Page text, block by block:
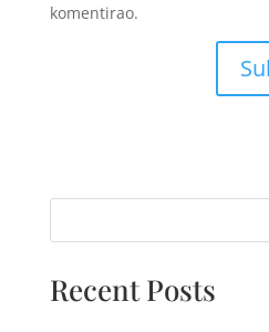
komentirao.
Recent Posts